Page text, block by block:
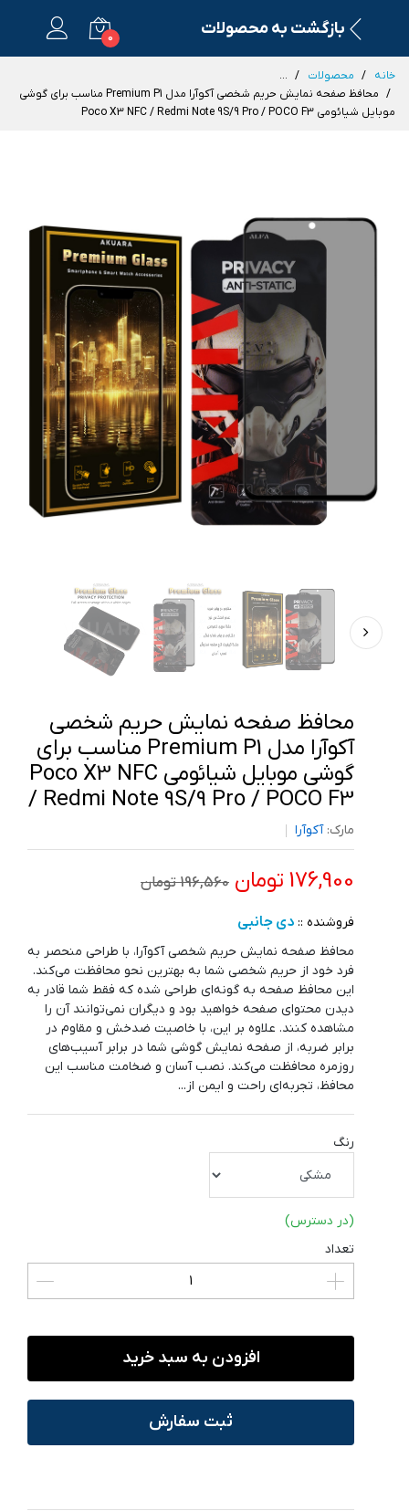
بازگشت به محصولات 0
خانه محصولات
...
محافظ صفحه نمایش حریم شخصی آکوآرا مدل Premium P1 مناسب برای گوشی
موبایل شیائومی Poco X3 NFC / Redmi Note 9S/9 Pro / POCO F3
محافظ صفحه نمایش حریم شخصی
آکوآرا مدل Premium P1 مناسب برای
گوشی موبایل شیائومی Poco X3 NFC
/ Redmi Note 9S/9 Pro / POCO F3
مارک:آکوآرا
176,900 تومان 196,560 تومان
فروشنده :: دی جانبی
محافظ صفحه نمایش حریم شخصی آکوآرا، با طراحی منحصر به
فرد خود از حریم شخصی شما به بهترین نحو محافظت می‌کند.
این محافظ صفحه به گونه‌ای طراحی شده که فقط شما قادر به
دیدن محتوای صفحه خواهید بود و دیگران نمی‌توانند آن را
مشاهده کنند. علاوه بر این، با خاصیت ضدخش و مقاوم در
برابر ضربه، از صفحه نمایش گوشی شما در برابر آسیب‌های
روزمره محافظت می‌کند. نصب آسان و ضخامت مناسب این
محافظ، تجربه‌ای راحت و ایمن از...
رنگ
(در دسترس)
تعداد
افزودن به سبد خرید
ثبت سفارش